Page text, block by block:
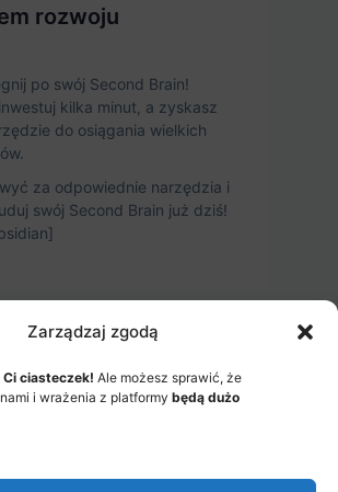
Zarządzaj zgodą
ciasteczek! Ale możesz sprawić, że
i wrażenia z platformy będą dużo
rozwoju
po swój Second Brain!
kilka minut, a zyskasz
do osiągania wielkich
za odpowiednie narzędzia i
swój Second Brain już dziś!